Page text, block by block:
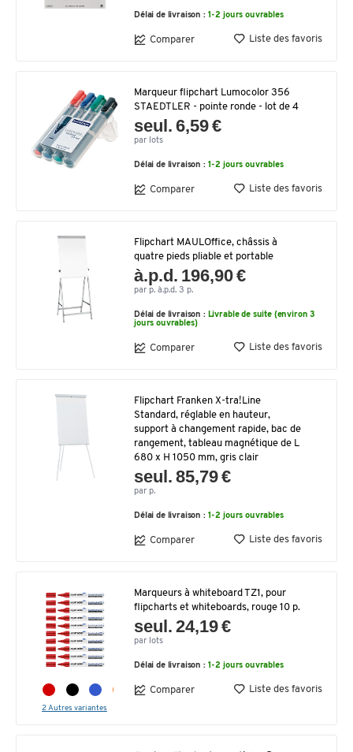
Délai de livraison : 1-2 jours ouvrables
Comparer Liste des favoris
Marqueur flipchart Lumocolor 356
STAEDTLER - pointe ronde - lot de 4
seul. 6,59 €
par lots
Délai de livraison : 1-2 jours ouvrables
Comparer Liste des favoris
Flipchart MAULOffice, châssis à
quatre pieds pliable et portable
à.p.d. 196,90 €
par p. à.p.d. 3 p.
Délai de livraison : Livrable de suite (environ 3
jours ouvrables)
Comparer Liste des favoris
Flipchart Franken X-tra!Line
Standard, réglable en hauteur,
support à changement rapide, bac de
rangement, tableau magnétique de L
680 x H 1050 mm, gris clair
seul. 85,79 €
par p.
Délai de livraison : 1-2 jours ouvrables
Comparer Liste des favoris
2 Autres variantes
Marqueurs à whiteboard TZ1, pour
flipcharts et whiteboards, rouge 10 p.
seul. 24,19 €
par lots
Délai de livraison : 1-2 jours ouvrables
Comparer Liste des favoris